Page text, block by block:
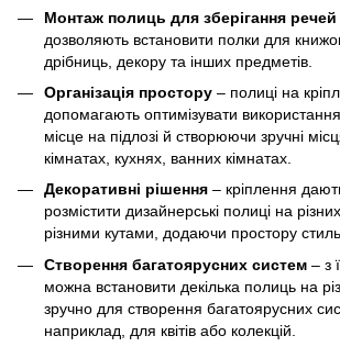
Монтаж полиць для зберігання речей
дозволяють встановити полки для
дрібниць, декору та інших предметів.
Організація простору – полиці на
допомагають оптимізувати
місце на підлозі й створюючи зручні
кімнатах, кухнях, ванних кімнатах.
Декоративні рішення – кріплення
розмістити дизайнерські полиці на
різними кутами, додаючи простору
Створення багатоярусних систем – з
можна встановити декілька полиць на
зручно для створення багатоярусних
наприклад, для квітів або колекцій.